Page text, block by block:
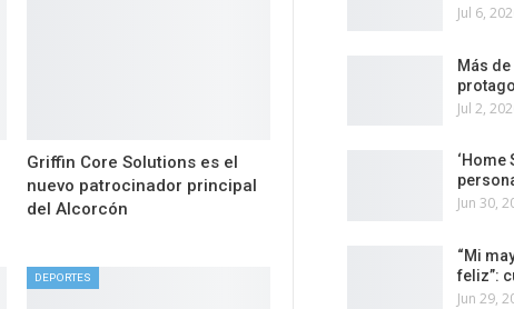
Griffin Core Solutions es el
nuevo patrocinador principal
del Alcorcón
DEPORTES
Jul 6,
Más
Jul 2,
‘Home
Jun 30,
“Mi
feliz”:
Jun 29,